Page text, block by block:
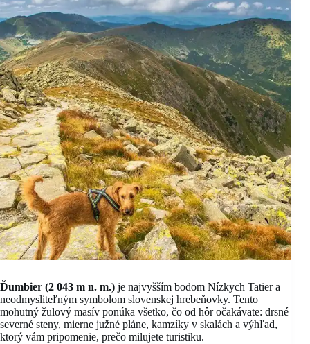
Ďumbier (2 043 m n. m.) je najvyšším bodom Nízkych Tatier a
neodmysliteľným symbolom slovenskej hrebeňovky. Tento
mohutný žulový masív ponúka všetko, čo od hôr očakávate: drsné
severné steny, mierne južné pláne, kamzíky v skalách a výhľad,
ktorý vám pripomenie, prečo milujete turistiku.